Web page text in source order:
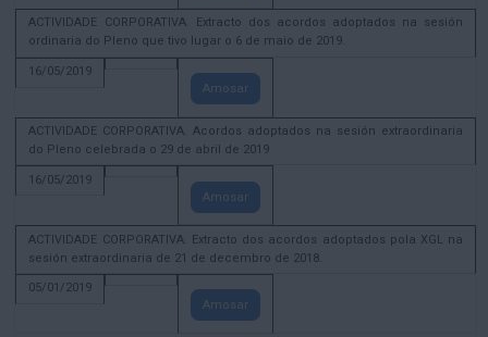
ACTIVIDADE CORPORATIVA. Extracto dos acordos adoptados na sesión
ordinaria do Pleno que tivo lugar o 6 de maio de 2019.
16/05/2019
Amosar
ACTIVIDADE CORPORATIVA. Acordos adoptados na sesión extraordinaria
do Pleno celebrada o 29 de abril de 2019
16/05/2019
Amosar
ACTIVIDADE CORPORATIVA. Extracto dos acordos adoptados pola XGL na
sesión extraordinaria de 21 de decembro de 2018.
05/01/2019
Amosar